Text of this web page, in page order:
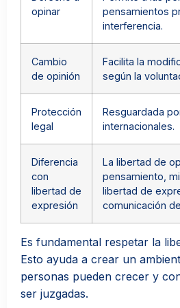
opinar
pensamientos
interferencia.
Cambio
de opinión
Facilita la
según la
Protección
legal
Resguardada
internacionales.
Diferencia
con
libertad de
expresión
La libertad de
pensamiento,
libertad de
comunicación
Es fundamental respetar la
Esto ayuda a crear un
personas pueden crecer y
ser juzgadas.